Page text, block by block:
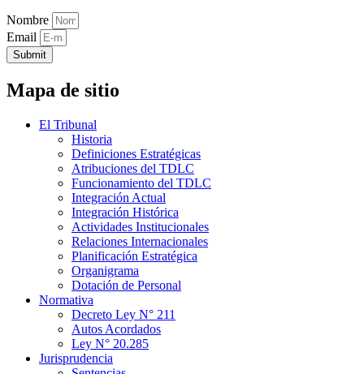
Nombre
Email
Submit
Mapa de sitio
El Tribunal
Historia
Definiciones Estratégicas
Atribuciones del TDLC
Funcionamiento del TDLC
Integración Actual
Integración Histórica
Actividades Institucionales
Relaciones Internacionales
Planificación Estratégica
Organigrama
Dotación de Personal
Normativa
Decreto Ley N° 211
Autos Acordados
Ley N° 20.285
Jurisprudencia